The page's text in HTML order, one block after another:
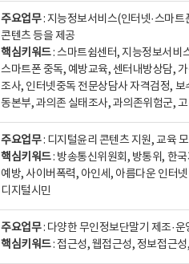
주요업무: 지능정보서비스(인터넷·스마트
콘텐츠 등을 제공
핵심키워드: 스마트쉼센터, 지능정보서비
스마트폰 중독, 예방교육, 센터내방상담,
조사, 인터넷중독 전문상담사 자격검정,
동본부, 과의존 실태조사, 과의존위험군,
주요업무: 디지털윤리 콘텐츠 지원, 교육
핵심키워드: 방송통신위원회, 방통위, 한
예방, 사이버폭력, 아인세, 아름다운 인터
디지털시민
주요업무: 다양한 무인정보단말기 제조·
핵심키워드: 접근성, 웹접근성, 정보접근